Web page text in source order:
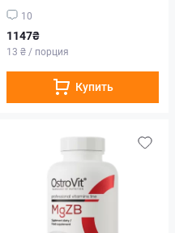
10
1147₴
13 ₴ / порция
Купить